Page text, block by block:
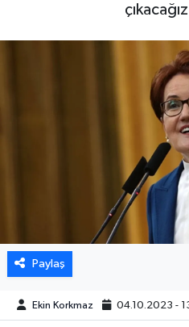
Paylaş
Ekin Korkmaz 04.10.2023 -
BİLİM VE TEKNOLOJİ
HABERDE İNSAN
KÜLTÜR SANAT
MAGAZİN